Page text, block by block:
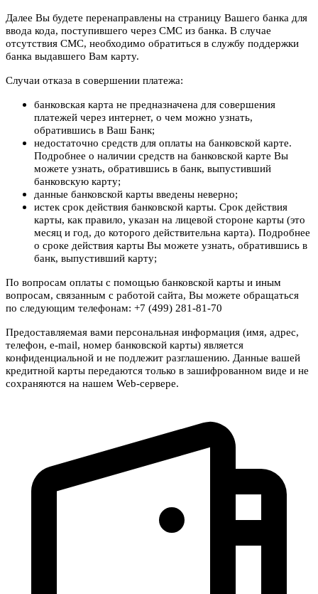
Далее Вы будете перенаправлены на страницу Вашего банка для
ввода кода, поступившего через СМС из банка. В случае
отсутствия СМС, необходимо обратиться в службу поддержки
банка выдавшего Вам карту.
Случаи отказа в совершении платежа:
банковская карта не предназначена для совершения
платежей через интернет, о чем можно узнать,
обратившись в Ваш Банк;
недостаточно средств для оплаты на банковской карте.
Подробнее о наличии средств на банковской карте Вы
можете узнать, обратившись в банк, выпустивший
банковскую карту;
данные банковской карты введены неверно;
истек срок действия банковской карты. Срок действия
карты, как правило, указан на лицевой стороне карты (это
месяц и год, до которого действительна карта). Подробнее
о сроке действия карты Вы можете узнать, обратившись в
банк, выпустивший карту;
По вопросам оплаты с помощью банковской карты и иным
вопросам, связанным с работой сайта, Вы можете обращаться
по следующим телефонам: +7 (499) 281-81-70
Предоставляемая вами персональная информация (имя, адрес,
телефон, e-mail, номер банковской карты) является
конфиденциальной и не подлежит разглашению. Данные вашей
кредитной карты передаются только в зашифрованном виде и не
сохраняются на нашем Web-сервере.